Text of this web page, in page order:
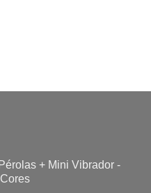
+ Mini Vibrador -